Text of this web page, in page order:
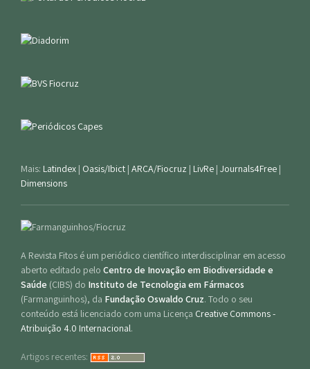
Mais: Latindex | Oasis/Ibict | ARCA/Fiocruz | LivRe | Journals4Free |
Dimensions
A Revista Fitos é um periódico científico interdisciplinar em acesso
aberto editado pelo Centro de Inovação em Biodiversidade e
Saúde (CIBS) do Instituto de Tecnologia em Fármacos
(Farmanguinhos), da Fundação Oswaldo Cruz. Todo o seu
conteúdo está licenciado com uma Licença Creative Commons -
Atribuição 4.0 Internacional.
Artigos recentes: